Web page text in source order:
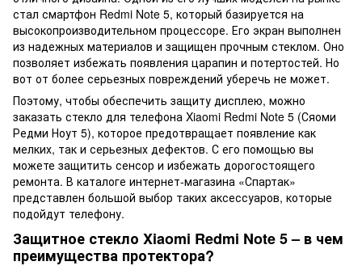
стал смартфон Redmi Note 5, который базируется на
высокопроизводительном процессоре. Его экран выполнен
из надежных материалов и защищен прочным стеклом. Оно
позволяет избежать появления царапин и потертостей. Но
вот от более серьезных повреждений уберечь не может.
Поэтому, чтобы обеспечить защиту дисплею, можно
заказать стекло для телефона Xiaomi Redmi Note 5 (Сяоми
Редми Ноут 5), которое предотвращает появление как
мелких, так и серьезных дефектов. С его помощью вы
можете защитить сенсор и избежать дорогостоящего
ремонта. В каталоге интернет-магазина «Спартак»
представлен большой выбор таких аксессуаров, которые
подойдут телефону.
Защитное стекло Xiaomi Redmi Note 5 – в чем
преимущества протектора?